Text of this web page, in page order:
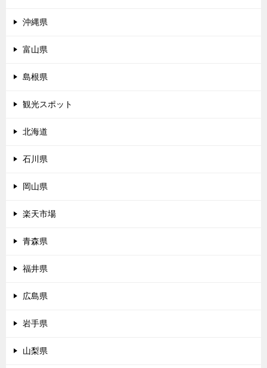
沖縄県
富山県
島根県
観光スポット
北海道
石川県
岡山県
楽天市場
青森県
福井県
広島県
岩手県
山梨県